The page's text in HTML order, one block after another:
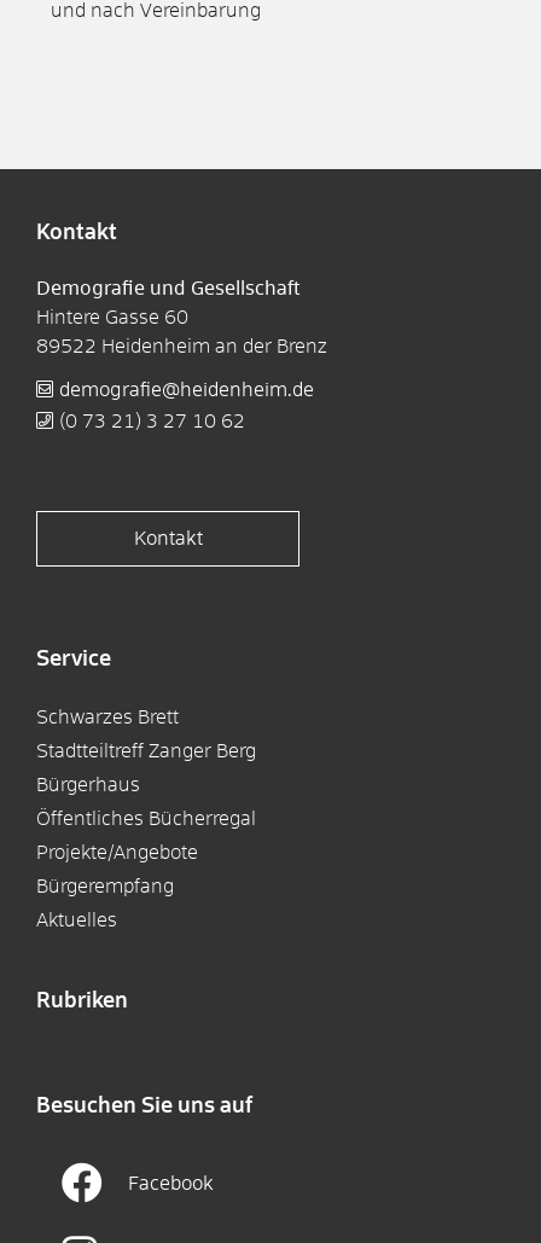
und nach Vereinbarung
Kontakt
Demografie und Gesellschaft
Hintere Gasse 60
89522 Heidenheim an der Brenz
demografie@heidenheim.de
(0 73 21) 3 27 10 62
Kontakt
Service
Schwarzes Brett
Stadtteiltreff Zanger Berg
Bürgerhaus
Öffentliches Bücherregal
Projekte/Angebote
Bürgerempfang
Aktuelles
Rubriken
Besuchen Sie uns auf
Facebook